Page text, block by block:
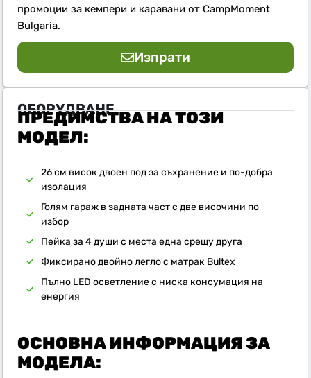
промоции за кемпери и каравани от CampMoment
Bulgaria.
Изпрати
ОБОРУДВАНЕ
ПРЕДИМСТВА НА ТОЗИ
МОДЕЛ:
26 см висок двоен под за съхранение и по-добра
изолация
Голям гараж в задната част с две височини по
избор
Пейка за 4 души с места една срещу друга
Фиксирано двойно легло с матрак Bultex
Пълно LED осветление с ниска консумация на
енергия
ОСНОВНА ИНФОРМАЦИЯ ЗА
МОДЕЛА: